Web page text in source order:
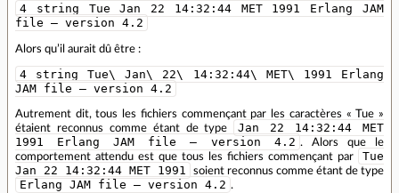
4 string Tue Jan 22 14:32:44 MET 1991 Erlang JAM
file – version 4.2
Alors qu’il aurait dû être :
4 string Tue\ Jan\ 22\ 14:32:44\ MET\ 1991 Erlang
JAM file – version 4.2
Autrement dit, tous les fichiers commençant par les caractères « Tue »
étaient reconnus comme étant de type
Jan 22 14:32:44 MET
1991 Erlang JAM file – version 4.2 . Alors que le
comportement attendu est que tous les fichiers commençant par
Tue
Jan 22 14:32:44 MET 1991
soient reconnus comme étant de type
Erlang JAM file – version 4.2 .